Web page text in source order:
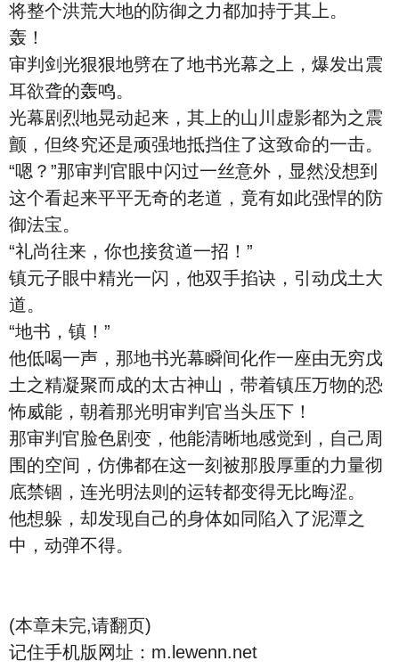
将整个洪荒大地的防御之力都加持于其上。
轰！
审判剑光狠狠地劈在了地书光幕之上，爆发出震
耳欲聋的轰鸣。
光幕剧烈地晃动起来，其上的山川虚影都为之震
颤，但终究还是顽强地抵挡住了这致命的一击。
“嗯？”那审判官眼中闪过一丝意外，显然没想到
这个看起来平平无奇的老道，竟有如此强悍的防
御法宝。
“礼尚往来，你也接贫道一招！”
镇元子眼中精光一闪，他双手掐诀，引动戊土大
道。
“地书，镇！”
他低喝一声，那地书光幕瞬间化作一座由无穷戊
土之精凝聚而成的太古神山，带着镇压万物的恐
怖威能，朝着那光明审判官当头压下！
那审判官脸色剧变，他能清晰地感觉到，自己周
围的空间，仿佛都在这一刻被那股厚重的力量彻
底禁锢，连光明法则的运转都变得无比晦涩。
他想躲，却发现自己的身体如同陷入了泥潭之
中，动弹不得。
(本章未完,请翻页)
记住手机版网址：m.lewenn.net